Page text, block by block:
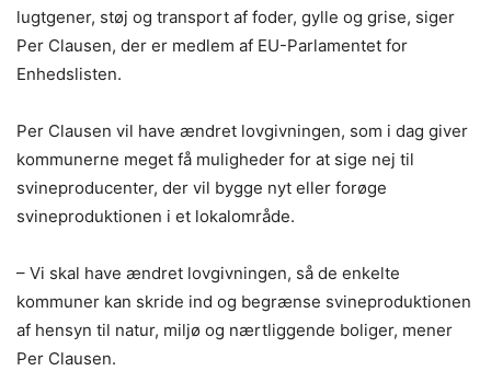
lugtgener, støj og transport af foder, gylle og grise, siger
Per Clausen, der er medlem af EU-Parlamentet for
Enhedslisten.
Per Clausen vil have ændret lovgivningen, som i dag giver
kommunerne meget få muligheder for at sige nej til
svineproducenter, der vil bygge nyt eller forøge
svineproduktionen i et lokalområde.
– Vi skal have ændret lovgivningen, så de enkelte
kommuner kan skride ind og begrænse svineproduktionen
af hensyn til natur, miljø og nærtliggende boliger, mener
Per Clausen.